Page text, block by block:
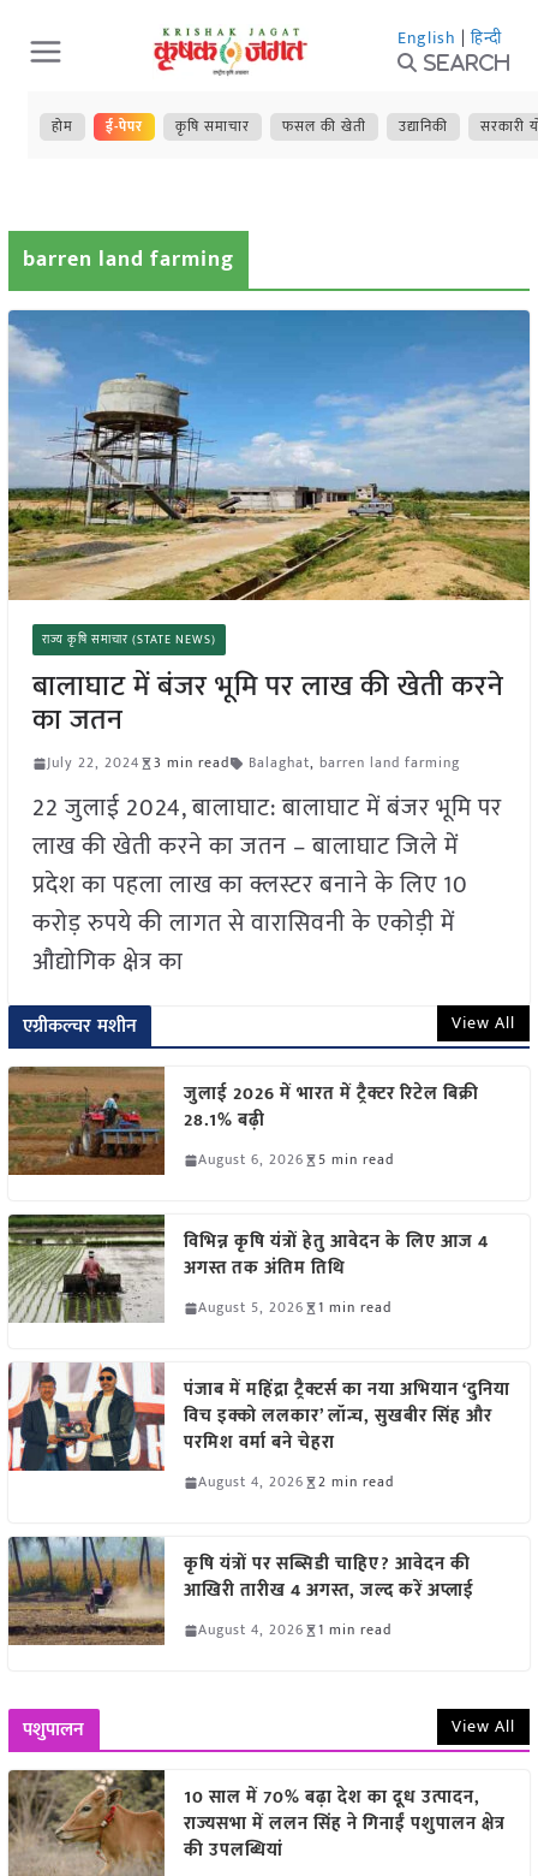
Skip
to
content
English | हिन्दी
Search
होम ई-पेपर कृषि समाचार फसल की खेती उद्यानिकी सरकारी
barren land farming
राज्य कृषि समाचार (STATE NEWS)
बालाघाट में बंजर भूमि पर लाख की खेती करने
का जतन
July 22, 2024 3 min read Balaghat, barren land farming
22 जुलाई 2024, बालाघाट: बालाघाट में बंजर भूमि पर
लाख की खेती करने का जतन – बालाघाट जिले में
प्रदेश का पहला लाख का क्लस्टर बनाने के लिए 10
करोड़ रुपये की लागत से वारासिवनी के एकोड़ी में
औद्योगिक क्षेत्र का
एग्रीकल्चर मशीन View All
जुलाई 2026 में भारत में ट्रैक्टर रिटेल बिक्री
28.1% बढ़ी
August 6, 2026 5 min read
विभिन्न कृषि यंत्रों हेतु आवेदन के लिए आज 4
अगस्त तक अंतिम तिथि
August 5, 2026 1 min read
पंजाब में महिंद्रा ट्रैक्टर्स का नया अभियान ‘दुनिया
विच इक्को ललकार’ लॉन्च, सुखबीर सिंह और
परमिश वर्मा बने चेहरा
August 4, 2026 2 min read
कृषि यंत्रों पर सब्सिडी चाहिए? आवेदन की
आखिरी तारीख 4 अगस्त, जल्द करें अप्लाई
August 4, 2026 1 min read
पशुपालन View All
10 साल में 70% बढ़ा देश का दूध उत्पादन,
राज्यसभा में ललन सिंह ने गिनाईं पशुपालन क्षेत्र
की उपलब्धियां